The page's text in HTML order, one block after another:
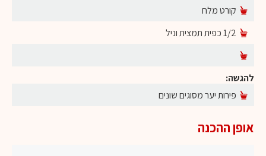
קורט מלח
1/2 כפית תמצית וניל
להגשה:
פירות יער מסוגים שונים
אופן ההכנה